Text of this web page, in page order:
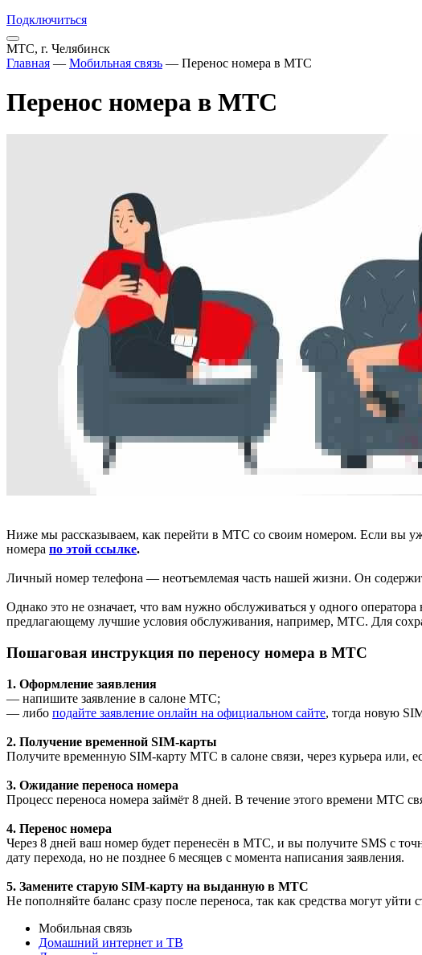
Подключиться
МТС, г. Челябинск
Главная — Мобильная связь — Перенос номера в МТС
Перенос номера в МТС
Ниже мы рассказываем, как перейти в МТС со своим номером. Если вы
номера по этой ссылке.
Личный номер телефона — неотъемлемая часть нашей жизни. Он
Однако это не означает, что вам нужно обслуживаться у одного
предлагающему лучшие условия обслуживания, например, МТС. Для
Пошаговая инструкция по переносу номера в МТС
1. Оформление заявления
— напишите заявление в салоне МТС;
— либо подайте заявление онлайн на официальном сайте, тогда новую
2. Получение временной SIM-карты
Получите временную SIM-карту МТС в салоне связи, через курьера
3. Ожидание переноса номера
Процесс переноса номера займёт 8 дней. В течение этого времени МТС
4. Перенос номера
Через 8 дней ваш номер будет перенесён в МТС, и вы получите SMS с
дату перехода, но не позднее 6 месяцев с момента написания заявления.
5. Замените старую SIM-карту на выданную в МТС
Не пополняйте баланс сразу после переноса, так как средства могут уйти
Мобильная связь
Домашний интернет и ТВ